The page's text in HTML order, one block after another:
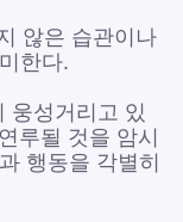
않은 습관이나
한다.
웅성거리고 있
루될 것을 암시
행동을 각별히